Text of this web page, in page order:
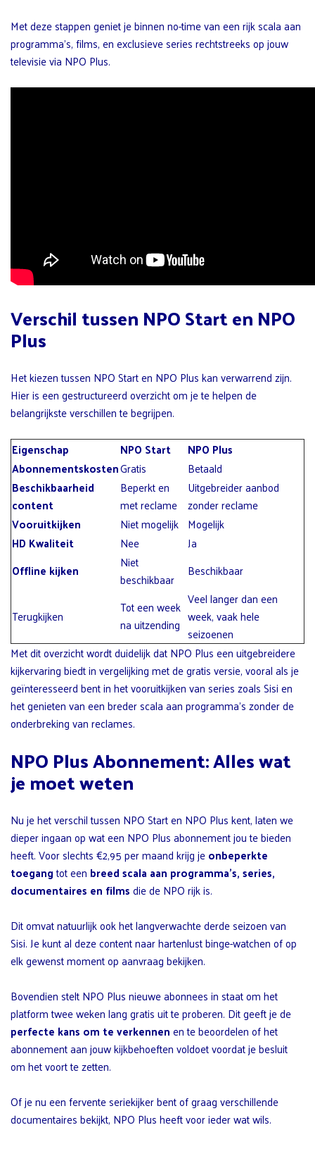
Met deze stappen geniet je binnen no-time van een rijk scala aan
programma’s, films, en exclusieve series rechtstreeks op jouw
televisie via NPO Plus.
Verschil tussen NPO Start en NPO
Plus
Het kiezen tussen NPO Start en NPO Plus kan verwarrend zijn.
Hier is een gestructureerd overzicht om je te helpen de
belangrijkste verschillen te begrijpen.
Eigenschap
NPO Start
NPO Plus
AbonnementskostenGratis
Betaald
Beschikbaarheid
content
Beperkt en
met reclame
Uitgebreider aanbod
zonder reclame
Vooruitkijken
Niet mogelijk Mogelijk
HD Kwaliteit
Nee
Ja
Offline kijken
Niet
beschikbaar
Beschikbaar
Terugkijken
Tot een week
na uitzending
Veel langer dan een
week, vaak hele
seizoenen
Met dit overzicht wordt duidelijk dat NPO Plus een uitgebreidere
kijkervaring biedt in vergelijking met de gratis versie, vooral als je
geïnteresseerd bent in het vooruitkijken van series zoals Sisi en
het genieten van een breder scala aan programma’s zonder de
onderbreking van reclames.
NPO Plus Abonnement: Alles wat
je moet weten
Nu je het verschil tussen NPO Start en NPO Plus kent, laten we
dieper ingaan op wat een NPO Plus abonnement jou te bieden
heeft. Voor slechts €2,95 per maand krijg jeonbeperkte
toegangtot een breed scala aan programma’s, series,
documentaires en filmsdie de NPO rijk is.
Dit omvat natuurlijk ook het langverwachte derde seizoen van
Sisi. Je kunt al deze content naar hartenlust binge-watchen of op
elk gewenst moment op aanvraag bekijken.
Bovendien stelt NPO Plus nieuwe abonnees in staat om het
platform twee weken lang gratis uit te proberen. Dit geeft je de
perfecte kans om te verkennenen te beoordelen of het
abonnement aan jouw kijkbehoeften voldoet voordat je besluit
om het voort te zetten.
Of je nu een fervente seriekijker bent of graag verschillende
documentaires bekijkt, NPO Plus heeft voor ieder wat wils.